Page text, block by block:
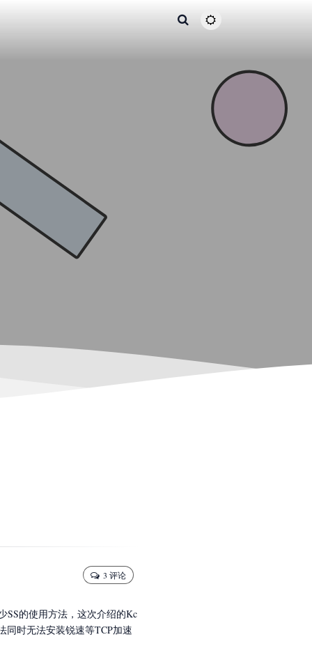
主题颜色切换
3 评论
SS的使用方法，这次介绍的Kc
同时无法安装锐速等TCP加速